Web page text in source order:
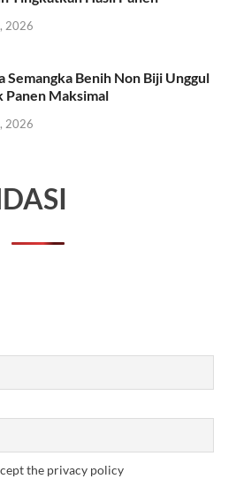
2026
Semangka Benih Non Biji Unggul
Panen Maksimal
2026
the privacy policy